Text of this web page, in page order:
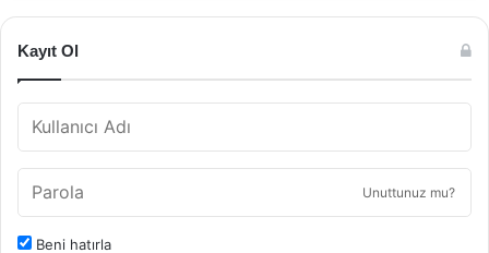
Kayıt Ol
Unuttunuz mu?
Beni hatırla